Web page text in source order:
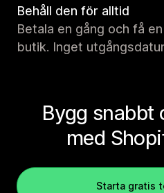
Behåll den för alltid
Betala en gång och få
butik. Inget
Bygg snabbt
med
Starta gratis